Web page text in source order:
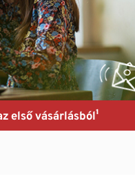
első vásárlásból¹